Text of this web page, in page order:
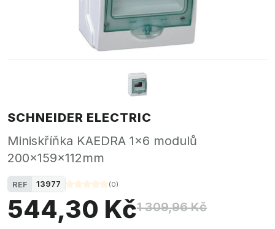
SCHNEIDER ELECTRIC
Miniskříňka KAEDRA 1x6 modulů
200x159x112mm
REF 13977 (0)
544,30 Kč1 309,96 Kč